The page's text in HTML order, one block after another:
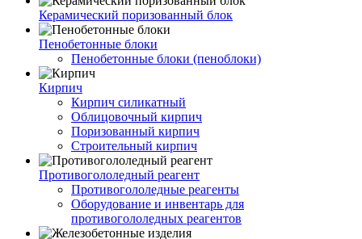
Керамический поризованный блок
Пенобетонные блоки
Пенобетонные блоки (пеноблоки)
Кирпич
Кирпич силикатный
Облицовочный кирпич
Поризованный кирпич
Строительный кирпич
Противогололедный реагент
Противогололедные реагенты
Оборудование и инвентарь для
противогололедных реагентов